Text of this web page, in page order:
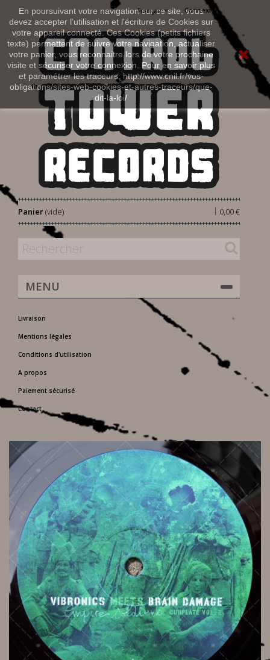
En poursuivant votre navigation sur ce site, vous
devez accepter l’utilisation et l'écriture de Cookies sur
votre appareil connecté. Ces Cookies (petits fichiers
texte) permettent de suivre votre navigation, actualiser
votre panier, vous reconnaitre lors de votre prochaine
visite et sécuriser votre connexion. Pour en savoir plus
et paramétrer les traceurs: http://www.cnil.fr/vos-
obligations/sites-web-cookies-et-autres-traceurs/que-
dit-la-loi/
Connexion
Français
Panier 0,00 €
|
(vide)
MENU
Livraison
Mentions légales
Conditions d'utilisation
A propos
Paiement sécurisé
Contact